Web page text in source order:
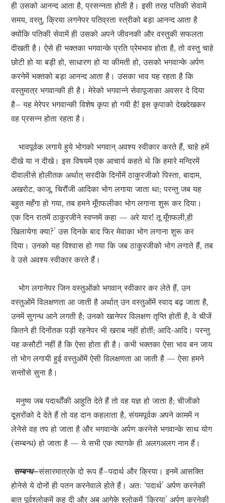
ही उसको आनन्द आता है, प्रसन्नता होती है। इसी तरह पतिकी सेवामें
समय, वस्तु, क्रिया लगनेपर पतिव्रता स्त्रीको बड़ा आनन्द आता है
क्योंकि पतिकी सेवामें ही उसको अपने जीवनकी और वस्तुकी सफलता
दीखती है। ऐसे ही भक्तका भगवान्के प्रति प्रेमभाव होता है, तो वस्तु चाहे
छोटी हो या बड़ी हो, साधारण हो या कीमती हो, उसको भगवान्के अर्पण
करनेमें भक्तको बड़ा आनन्द आता है। उसका भाव यह रहता है कि
वस्तुमात्र भगवान्की ही है। मेरेको भगवान्ने सेवापूजाका अवसर दे दिया
है– यह मेरेपर भगवान्की विशेष कृपा हो गयी है! इस कृपाको देखदेखकर
वह प्रसन्न होता रहता है।
भावपूर्वक लगाये हुये भोगको भगवान् अवश्य स्वीकार करते हैं, चाहे हमें
दीखे या न दीखे। इस विषयमें एक आचार्य कहते थे कि हमारे मन्दिरमें
दीवालीसे होलीतक अर्थात् सरदीके दिनोंमें ठाकुरजीको पिस्ता, बादाम,
अखरोट, काजू, चिरौंजी आदिका भोग लगाया जाता था; परन्तु जब यह
बहुत महँगा हो गया, तब हमने मूँगफलीका भोग लगाना शुरू कर दिया।
एक दिन रातमें ठाकुरजीने स्वप्नमें कहा — अरे यार! तू मूँगफली,ही
खिलायेगा क्या?’ उस दिनके बाद फिर मेवाका भोग लगाना शुरू कर
दिया। उनको यह विश्वास हो गया कि जब ठाकुरजीको भोग लगाते हैं, तब
वे उसे अवश्य स्वीकार करते हैं।
भोग लगानेपर जिन वस्तुओंको भगवान् स्वीकार कर लेते हैं, उन
वस्तुओंमें विलक्षणता आ जाती है अर्थात् उन वस्तुओंमें स्वाद बढ़ जाता है,
उनमें सुगन्ध आने लगती है; उनको खानेपर विलक्षण तृप्ति होती है, वे चीजें
कितने ही दिनोंतक पड़ी रहनेपर भी खराब नहीं होतीं; आदि-आदि। परन्तु
यह कसौटी नहीं है कि ऐसा होता ही है। कभी भक्तका ऐसा भाव बन जाय
तो भोग लगायी हुई वस्तुओंमें ऐसी विलक्षणता आ जाती है — ऐसा हमने
सन्तोंसे सुना है।
मनुष्य जब पदार्थोंकी आहुति देते हैं तो वह यज्ञ हो जाता है; चीजोंको
दूसरोंको दे देते हैं तो वह दान कहलाता है, संयमपूर्वक अपने काममें न
लेनेसे वह तप हो जाता है और भगवान्के अर्पण करनेसे भगवान्के साथ योग
(सम्बन्ध) हो जाता है — ये सभी एक त्यागके ही अलगअलग नाम हैं।
सम्बन्ध–संसारमात्रके दो रूप हैं–पदार्थ और क्रिया। इनमें आसक्ति
होनेसे ये दोनों ही पतन करनेवाले होते हैं। अतः ‘पदार्थ’ अर्पण करनेकी
बात पूर्वश्लोकमें कह दी और अब आगेके श्लोकमें ‘क्रिया’ अर्पण करनेकी